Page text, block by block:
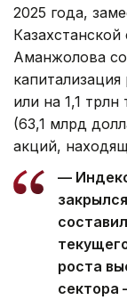
2025 года,
Аманжолова
или на 1,1 трлн
(63,1 млрд
акций,
—
роста
сектора